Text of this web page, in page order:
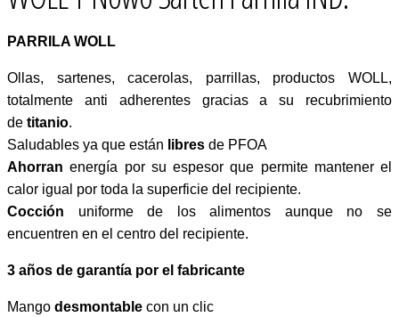
PARRILA WOLL
Ollas, sartenes, cacerolas, parrillas, productos WOLL,
totalmente anti adherentes gracias a su recubrimiento
de titanio.
Saludables ya que están libres de PFOA
Ahorranenergía por su espesor que permite mantener el
calor igual por toda la superficie del recipiente.
Cocción uniforme de los alimentos aunque no se
encuentren en el centro del recipiente.
3 años de garantía por el fabricante
Mango desmontable con un clic